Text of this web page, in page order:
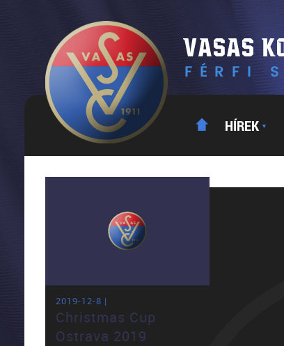
HÍREK ▼
2019-12-8 |
Christmas Cup
Ostrava 2019